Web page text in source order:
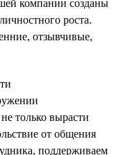
компании созданы
роста.
отзывчивые,
только вырасти
от общения
поддерживаем